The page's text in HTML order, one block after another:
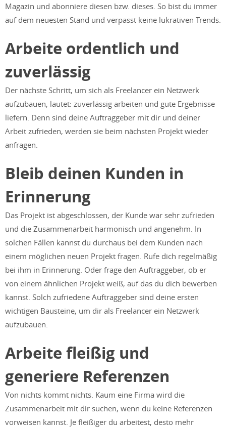
Magazin und abonniere diesen bzw. dieses. So bist du immer
auf dem neuesten Stand und verpasst keine lukrativen Trends.
Arbeite ordentlich und
zuverlässig
Der nächste Schritt, um sich als Freelancer ein Netzwerk
aufzubauen, lautet: zuverlässig arbeiten und gute Ergebnisse
liefern. Denn sind deine Auftraggeber mit dir und deiner
Arbeit zufrieden, werden sie beim nächsten Projekt wieder
anfragen.
Bleib deinen Kunden in
Erinnerung
Das Projekt ist abgeschlossen, der Kunde war sehr zufrieden
und die Zusammenarbeit harmonisch und angenehm. In
solchen Fällen kannst du durchaus bei dem Kunden nach
einem möglichen neuen Projekt fragen. Rufe dich regelmäßig
bei ihm in Erinnerung. Oder frage den Auftraggeber, ob er
von einem ähnlichen Projekt weiß, auf das du dich bewerben
kannst. Solch zufriedene Auftraggeber sind deine ersten
wichtigen Bausteine, um dir als Freelancer ein Netzwerk
aufzubauen.
Arbeite fleißig und
generiere Referenzen
Von nichts kommt nichts. Kaum eine Firma wird die
Zusammenarbeit mit dir suchen, wenn du keine Referenzen
vorweisen kannst. Je fleißiger du arbeitest, desto mehr